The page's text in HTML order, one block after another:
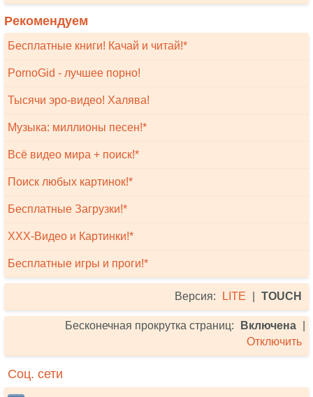
Рекомендуем
Бесплатные книги! Качай и читай!*
PornoGid - лучшее порно!
Тысячи эро-видео! Халява!
Музыка: миллионы песен!*
Всё видео мира + поиск!*
Поиск любых картинок!*
Бесплатные Загрузки!*
XXX-Видео и Картинки!*
Бесплатные игры и проги!*
Версия: LITE TOUCH
Бесконечная прокрутка страниц: Включена
Отключить
Соц. сети